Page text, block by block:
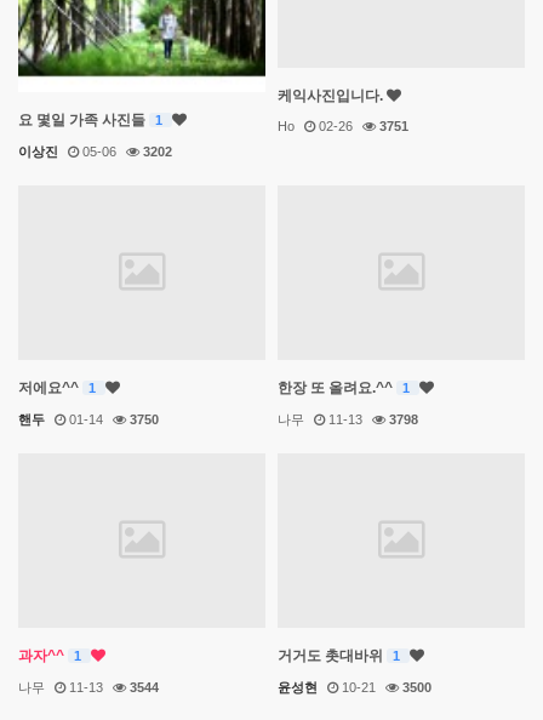
요 몇일 가족 사진들 1
이상진 05-06 3202
케익사진입니다.
Ho 02-26 3751
저에요^^ 1
핸두 01-14 3750
한장 또 올려요.^^ 1
나무 11-13 3798
과자^^ 1
나무 11-13 3544
거거도 촛대바위 1
윤성현 10-21 3500